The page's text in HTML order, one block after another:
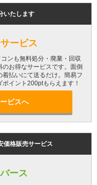
いたします
ービス
ンも無料処分・廃棄・回収
お得なサービスです。面倒
払いにて送るだけ。簡易フ
イント200ptもらえます！
ビスへ
価格販売サービス
ース